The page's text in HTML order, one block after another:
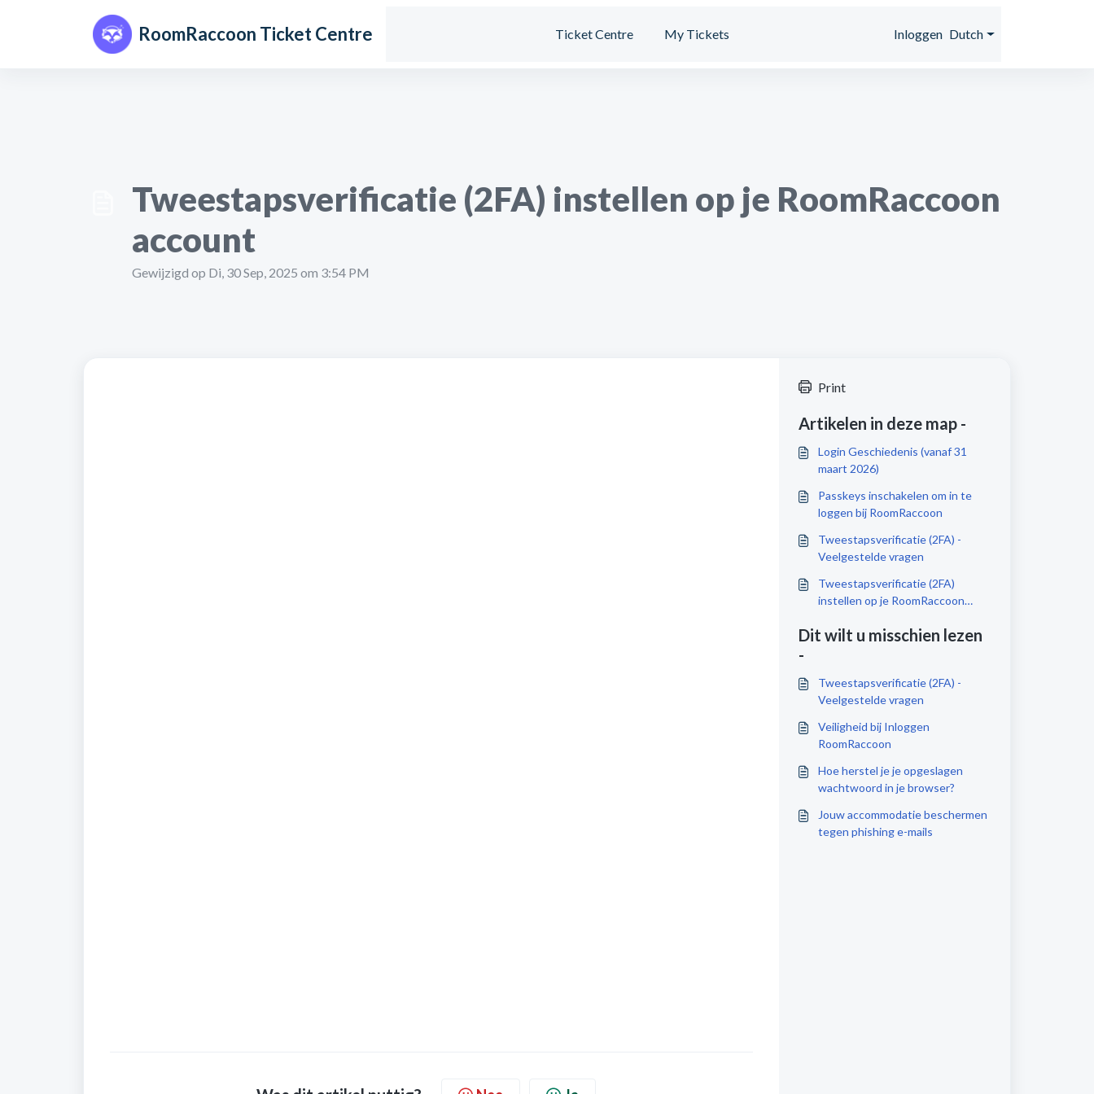
RoomRaccoon Ticket Centre Ticket Centre My Tickets Inloggen Dutch
Tweestapsverificatie (2FA) instellen op je RoomRaccoon
account
Gewijzigd op Di, 30 Sep, 2025 om 3:54 PM
Print
Artikelen in deze map -
Login Geschiedenis (vanaf 31
maart 2026)
Passkeys inschakelen om in te
loggen bij RoomRaccoon
Tweestapsverificatie (2FA) -
Veelgestelde vragen
Tweestapsverificatie (2FA)
instellen op je RoomRaccoon
Dit wilt u misschien lezen
-
Tweestapsverificatie (2FA) -
Veelgestelde vragen
Veiligheid bij Inloggen
RoomRaccoon
Hoe herstel je je opgeslagen
wachtwoord in je browser?
Jouw accommodatie beschermen
tegen phishing e-mails